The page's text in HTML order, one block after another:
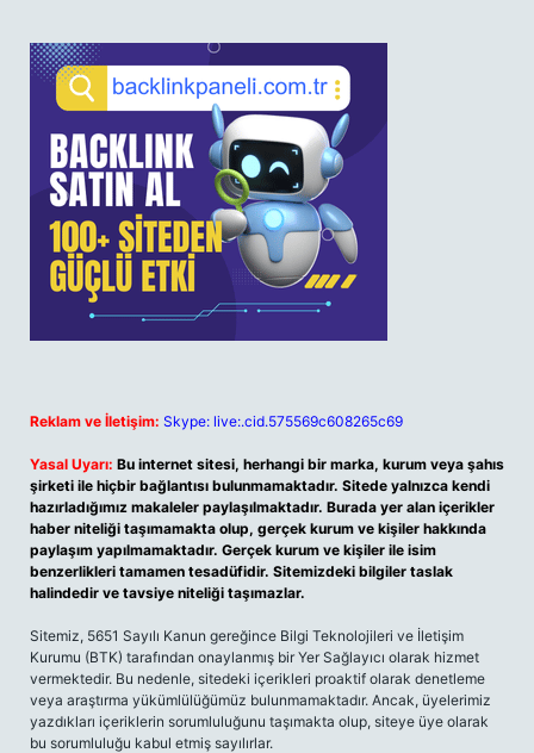
Reklam ve İletişim: Skype: live:.cid.575569c608265c69
Yasal Uyarı: Bu internet sitesi, herhangi bir marka, kurum veya şahıs
şirketi ile hiçbir bağlantısı bulunmamaktadır. Sitede yalnızca kendi
hazırladığımız makaleler paylaşılmaktadır. Burada yer alan içerikler
haber niteliği taşımamakta olup, gerçek kurum ve kişiler hakkında
paylaşım yapılmamaktadır. Gerçek kurum ve kişiler ile isim
benzerlikleri tamamen tesadüfidir. Sitemizdeki bilgiler taslak
halindedir ve tavsiye niteliği taşımazlar.
Sitemiz, 5651 Sayılı Kanun gereğince Bilgi Teknolojileri ve İletişim
Kurumu (BTK) tarafından onaylanmış bir Yer Sağlayıcı olarak hizmet
vermektedir. Bu nedenle, sitedeki içerikleri proaktif olarak denetleme
veya araştırma yükümlülüğümüz bulunmamaktadır. Ancak, üyelerimiz
yazdıkları içeriklerin sorumluluğunu taşımakta olup, siteye üye olarak
bu sorumluluğu kabul etmiş sayılırlar.